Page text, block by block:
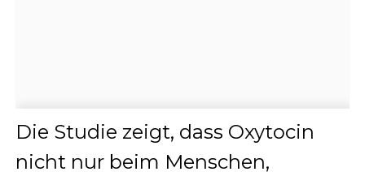
Die Studie zeigt, dass Oxytocin
nicht nur beim Menschen,